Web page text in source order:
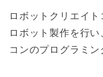
ロボットクリエイ
ロボット製作を行
コンのプログラミン